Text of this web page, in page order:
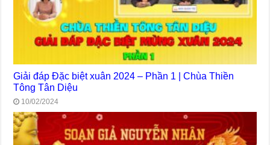
Giải đáp Đặc biệt xuân 2024 – Phần 1 | Chùa Thiền
Tông Tân Diệu
10/02/2024